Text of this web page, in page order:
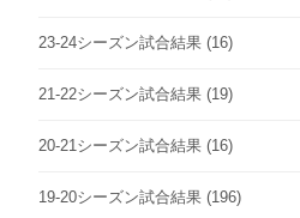
23-24シーズン試合結果 (16)
21-22シーズン試合結果 (19)
20-21シーズン試合結果 (16)
19-20シーズン試合結果 (196)